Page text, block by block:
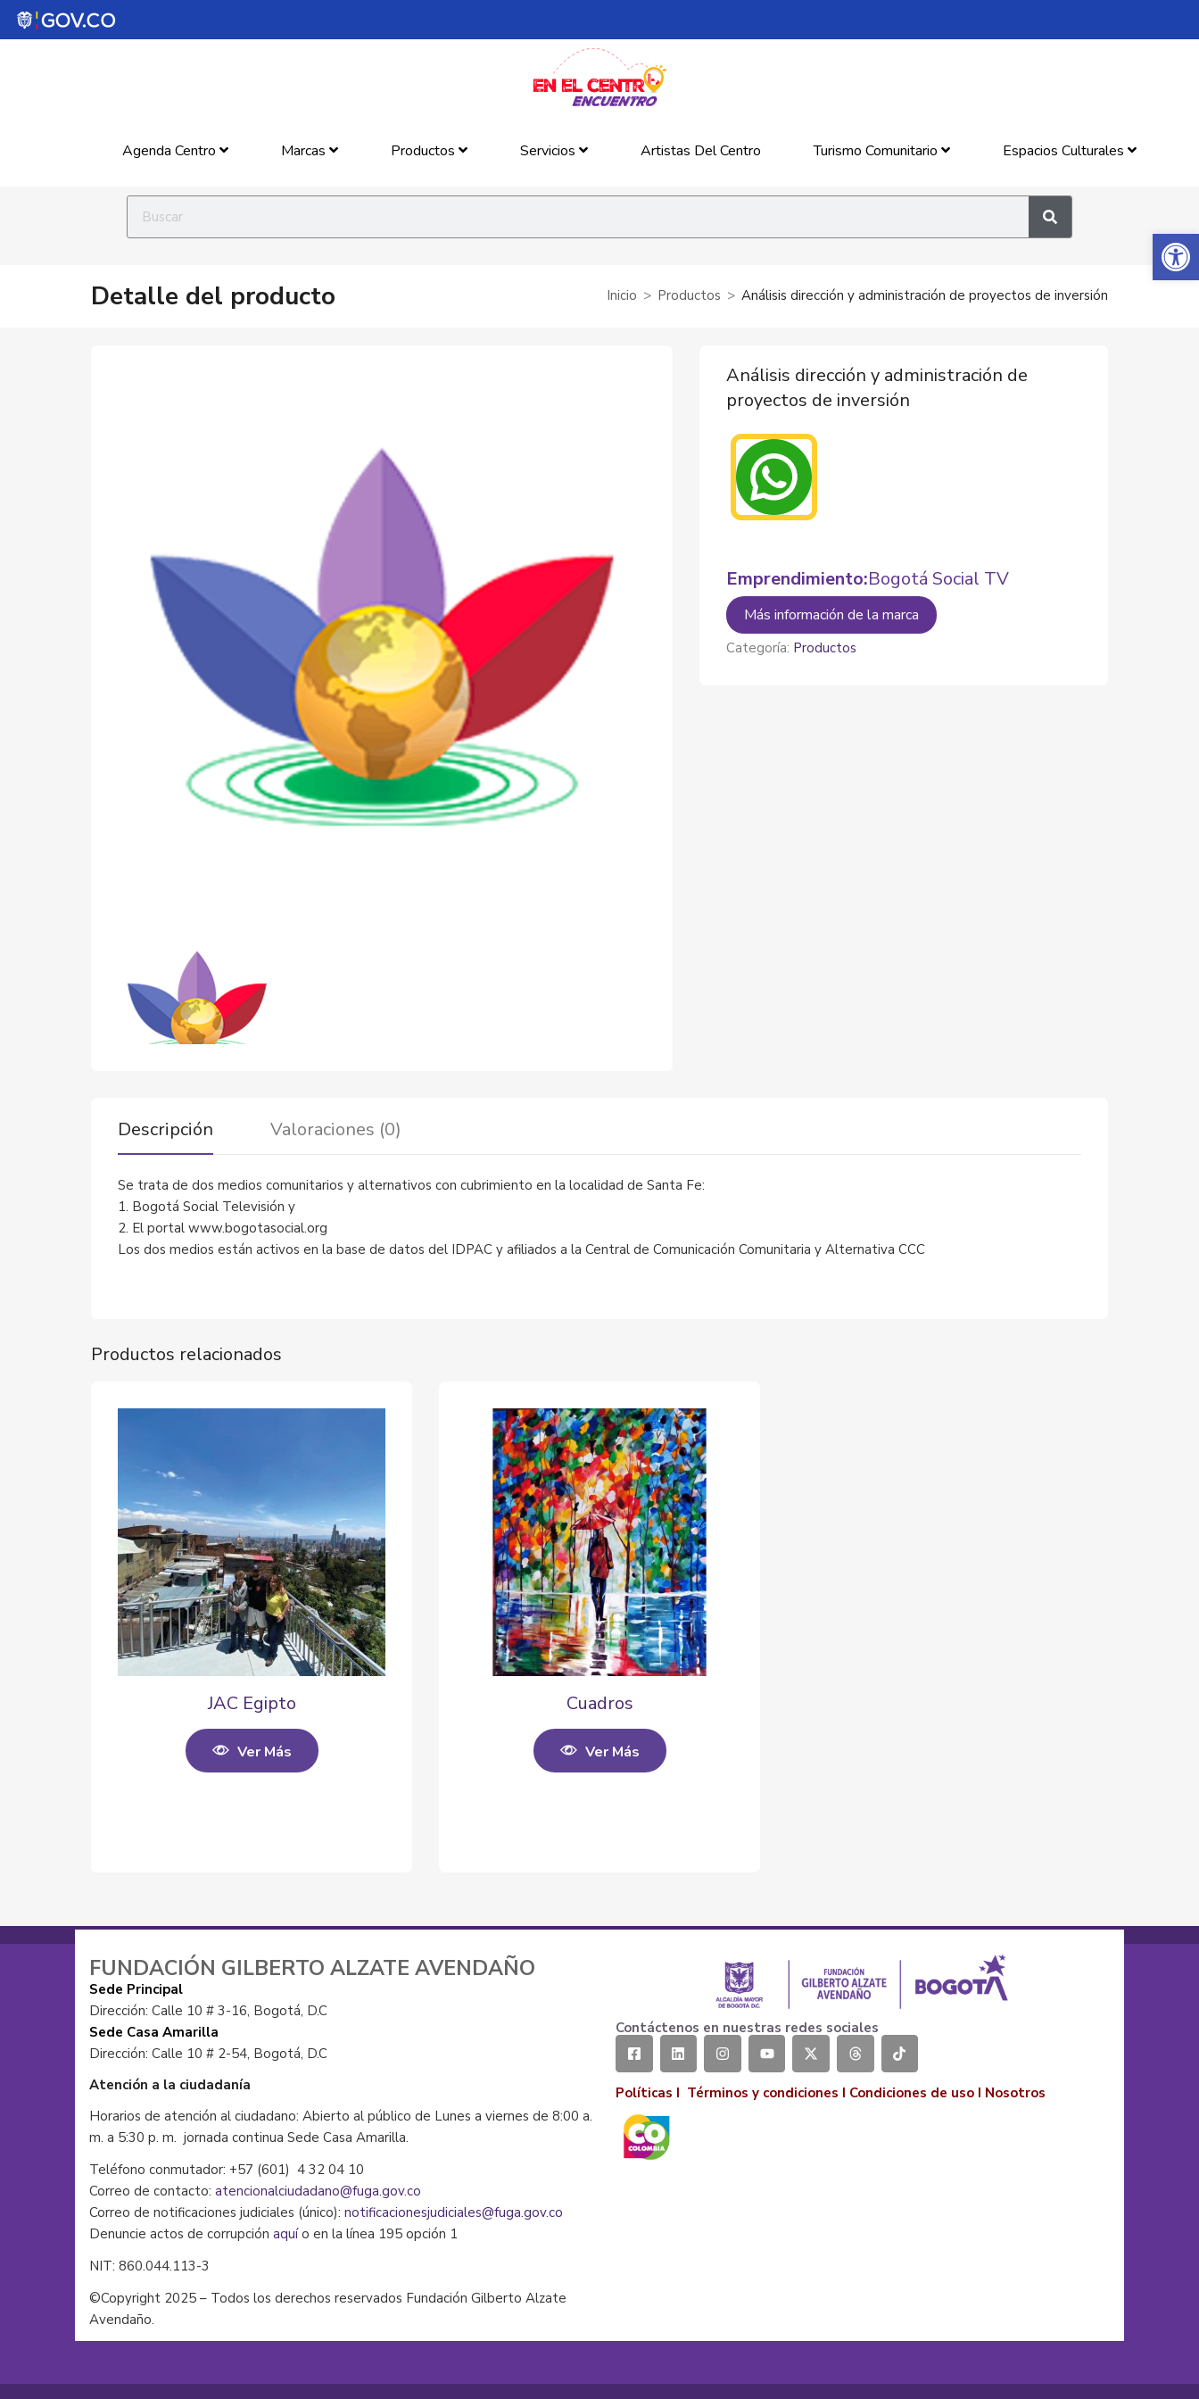
Abrir
Agenda Centro Marcas Productos Servicios Artistas Del Centro Turismo Comunitario Espacios Culturales
Detalle del producto Inicio Productos Análisis dirección y administración de proyectos de inversión
Análisis dirección y administración de
proyectos de inversión
Emprendimiento:Bogotá Social TV
Más información de la marca
Categoría: Productos
Descripción Valoraciones (0)
Se trata de dos medios comunitarios y alternativos con cubrimiento en la localidad de Santa Fe:
1. Bogotá Social Televisión y
2. El portal www.bogotasocial.org
Los dos medios están activos en la base de datos del IDPAC y afiliados a la Central de Comunicación Comunitaria y Alternativa CCC
Productos relacionados
JAC Egipto
Ver Más
Cuadros
Ver Más
FUNDACIÓN GILBERTO ALZATE AVENDAÑO
Sede Principal
Dirección: Calle 10 # 3-16, Bogotá, D.C
Sede Casa Amarilla
Dirección: Calle 10 # 2-54, Bogotá, D.C
Atención a la ciudadanía
Horarios de atención al ciudadano: Abierto al público de Lunes a viernes de 8:00 a.
m. a 5:30 p. m. jornada continua Sede Casa Amarilla.
Teléfono conmutador: +57 (601) 4 32 04 10
Correo de contacto: atencionalciudadano@fuga.gov.co
Correo de notificaciones judiciales (único): notificacionesjudiciales@fuga.gov.co
Denuncie actos de corrupción aquío en la línea 195 opción 1
NIT: 860.044.113-3
©Copyright 2025 – Todos los derechos reservados Fundación Gilberto Alzate
Avendaño.
Contáctenos en nuestras redes sociales
Políticas I Términos y condiciones I Condiciones de uso I Nosotros